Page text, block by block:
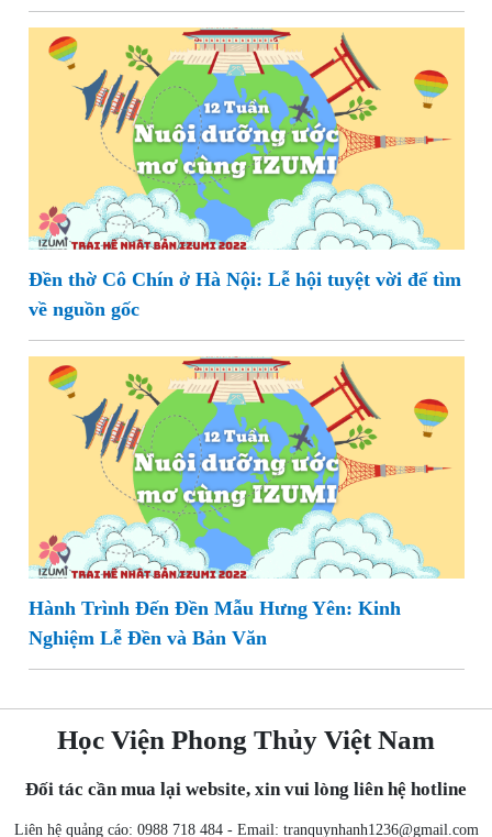
Đền thờ Cô Chín ở Hà Nội: Lễ hội tuyệt vời để tìm
về nguồn gốc
Hành Trình Đến Đền Mẫu Hưng Yên: Kinh
Nghiệm Lễ Đền và Bản Văn
Học Viện Phong Thủy Việt Nam
Đối tác cần mua lại website, xin vui lòng liên hệ hotline
Liên hệ quảng cáo: 0988 718 484 - Email: tranquynhanh1236@gmail.com